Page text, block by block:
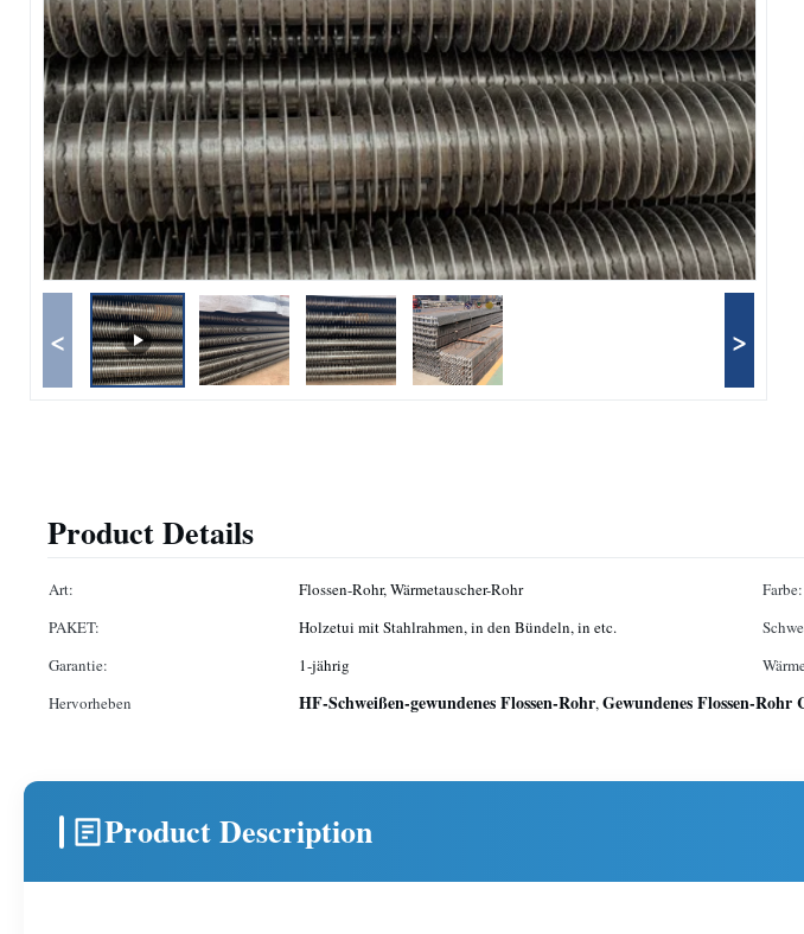
< >
Product Details
Art: Flossen-Rohr, Wärmetauscher-Rohr Farbe:
PAKET:
Holzetui mit Stahlrahmen, in den Bündeln, in etc.
Garantie:
1-jährig
Hervorheben
HF-Schweißen-gewundenes Flossen-Rohr,Gewundenes Flossen-Rohr
Product Description